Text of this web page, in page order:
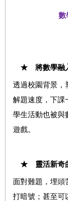
數
★ 將數學融
透過校園背景，
解題速度，下課
學生活動也被與
遊戲。
★ 靈活新奇的
面對難題，埋
打暗號；甚至可